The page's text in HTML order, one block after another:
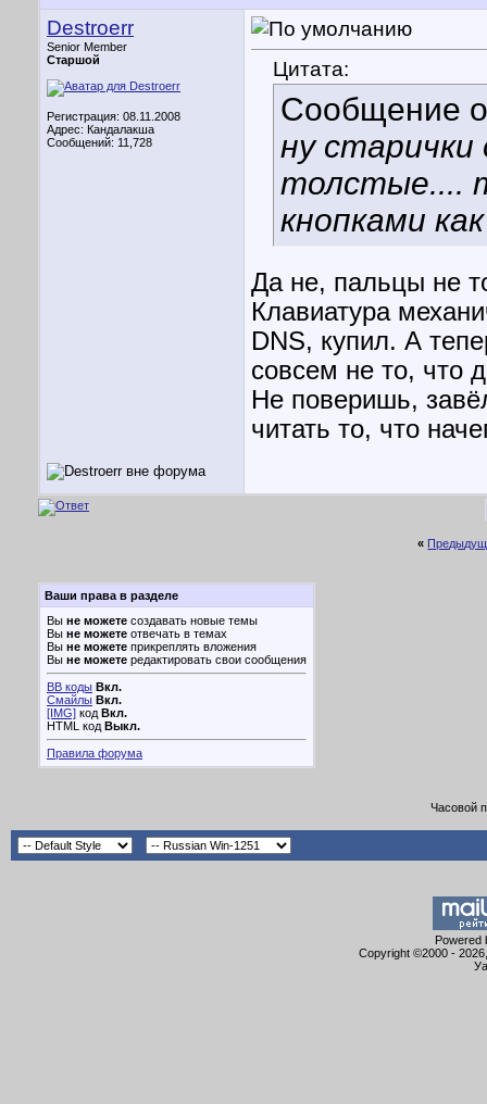
Destroerr
Senior Member
Старшой
Регистрация: 08.11.2008
Адрес: Кандалакша
Сообщений: 11,728
Цитата:
Сообщение
ну
толстые....
кнопками
Да не, пальцы не
Клавиатура
DNS, купил. А
совсем не то, что
Не поверишь,
читать то, что
«
Ваши права в разделе
Вы не можете создавать новые темы
Вы не можете отвечать в темах
Вы не можете прикреплять вложения
Вы не можете редактировать свои сообщения
BB коды Вкл.
Смайлы Вкл.
[IMG] код Вкл.
HTML код Выкл.
Правила форума
Часовой
Powered
Copyright ©2000 -